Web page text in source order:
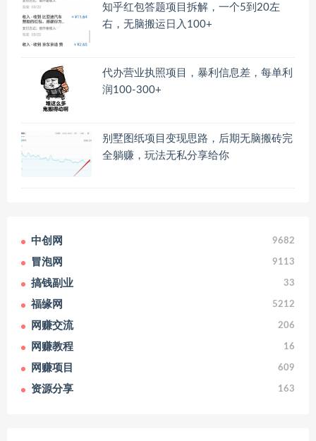
知乎红包答题项目拆解，一个5到20左
右，无脑搬运日入100+
代办营业执照项目，暴利信息差，每单利
润100-300+
别墅图纸项目变现思路，后期无脑搬砖完
全躺赚，玩法无私分享给你
中创网 9682
冒泡网 9113
搞钱副业 33
福缘网 5212
网赚交流 206
网赚教程 16
网赚项目 609
资源分享 163